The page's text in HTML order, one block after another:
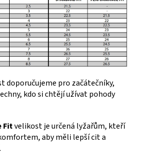
doporučujeme pro začátečníky,
kdo si chtějí užívat pohody
Fitvelikost je určená lyžařům, kteří
aby měli lepší cit a